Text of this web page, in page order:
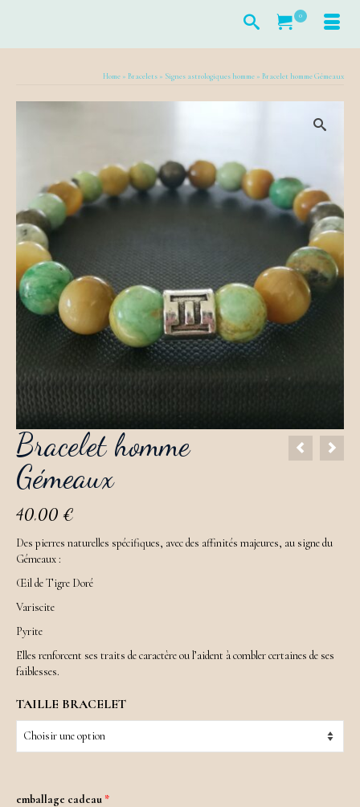
0
Home » Bracelets » Signes astrologiques homme » Bracelet homme Gémeaux
Bracelet homme
Gémeaux
40,00 €
Des pierres naturelles spécifiques, avec des affinités majeures, au signe du
Gémeaux :
Œil de Tigre Doré
Variscite
Pyrite
Elles renforcent ses traits de caractère ou l’aident à combler certaines de ses
faiblesses.
TAILLE BRACELET
emballage cadeau *